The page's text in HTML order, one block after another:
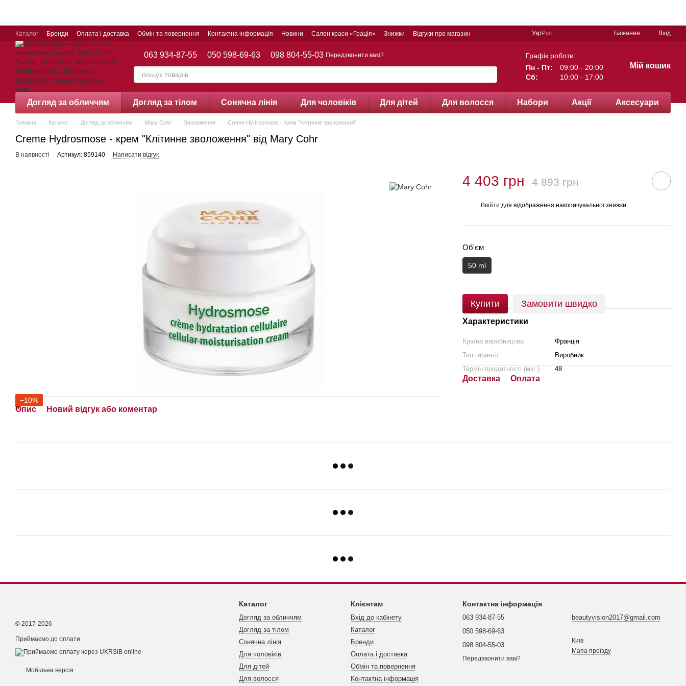
Каталог Бренди Оплата і доставка Обмін та повернення Контактна інформація Новини Салон краси «Грація» Знижки Відгуки про магазин УкрРус Бажання Вхід
063 934-87-55 050 598-69-63 098 804-55-03 Передзвонити вам?
Графік роботи:
Пн - Пт:
09:00 - 20:00
Сб:
10:00 - 17:00
Мій кошик
Догляд за обличчям Догляд за тілом Сонячна лінія Для чоловіків Для дітей Для волосся Набори Акції Аксесуари
Головна Каталог Догляд за обличчям Mary Cohr Зволоження Creme Hydrosmose - Крем "Клітинне зволоження"
Creme Hydrosmose - крем "Клітинне зволоження" від Mary Cohr
В наявності Артикул: 859140 Написати відгук
−10%
Опис Новий відгук або коментар
4 403 грн 4 893 грн
Ввійти для відображення накопичувальної знижки
Об'єм
50 ml
Купити Замовити швидко
Характеристики
Країна виробництва
Франція
Тип гарантії
Виробник
Термін придатності (міс.)
48
Доставка Оплата
© 2017-2026
Приймаємо до оплати
Мобільна версія
Каталог
Догляд за обличчям
Догляд за тілом
Сонячна лінія
Для чоловіків
Для дітей
Для волосся
Клієнтам
Вхід до кабінету
Каталог
Бренди
Оплата і доставка
Обмін та повернення
Контактна інформація
Контактна інформація
063 934-87-55
050 598-69-63
098 804-55-03
Передзвонити вам?
beautyvision2017@gmail.com
Київ
Мапа проїзду